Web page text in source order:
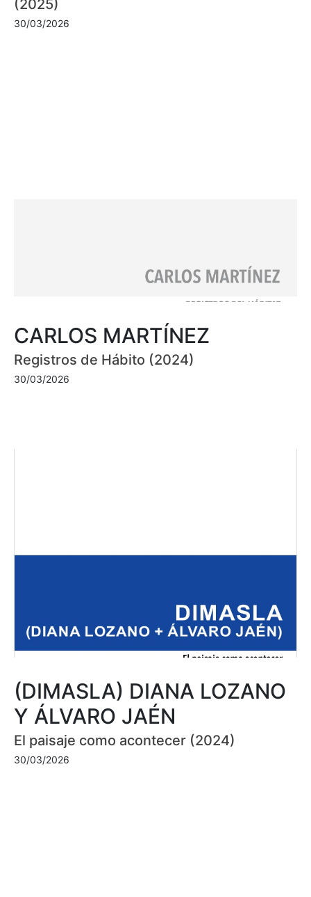
(2025)
30/03/2026
CARLOS MARTÍNEZ
Registros de Hábito (2024)
30/03/2026
(DIMASLA) DIANA LOZANO
Y ÁLVARO JAÉN
El paisaje como acontecer (2024)
30/03/2026